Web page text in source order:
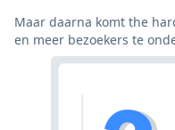
Maar daarna komt the
en meer bezoekers te